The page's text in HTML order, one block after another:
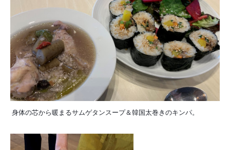
身体の芯から暖まるサムゲタンスープ＆韓国太巻きのキンパ。